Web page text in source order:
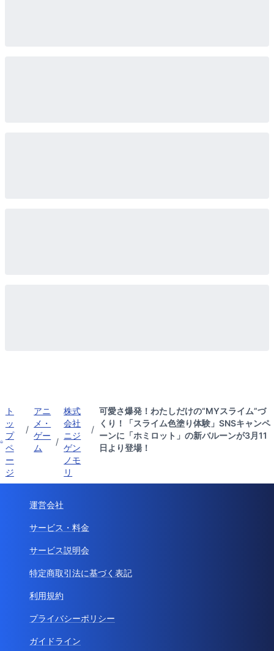
ト
ッ
プ
ペ
ー
ジ
/
アニ
メ・
ゲー
ム
/
株式
会社
ニジ
ゲン
ノモ
リ
/
可愛さ爆発！わたしだけの“MYスライム”づ
くり！「スライム色塗り体験」SNSキャンペ
ーンに「ホミロット」の新バルーンが3月11
日より登場！
運営会社
サービス・料金
サービス説明会
特定商取引法に基づく表記
利用規約
プライバシーポリシー
ガイドライン